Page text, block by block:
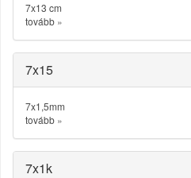
7x13 cm
tovább »
7x15
7x1,5mm
tovább »
7x1k